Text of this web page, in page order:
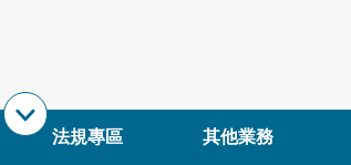
法規專區 其他業務